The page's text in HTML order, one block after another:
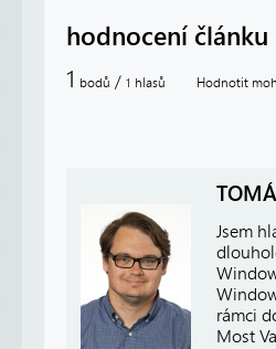
hodnocení článku
1 bodů / 1 hlasů Hodnotit
Jsem
rámci
Most